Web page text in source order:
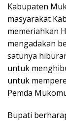
Kabupaten
masyarakat
memeriahkan
mengadakan
satunya
untuk
untuk
Pemda
Bupati